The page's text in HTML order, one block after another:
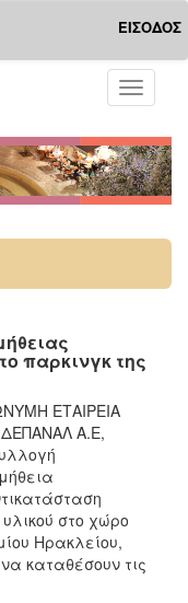
ΕΙΣΟΔΟΣ
Toggle
παρκινγκ της
ΕΤΑΙΡΕΙΑ
ΔΕΠΑΝΑΛ Α.Ε,
στο χώρο
Ηρακλείου,
καταθέσουν τις